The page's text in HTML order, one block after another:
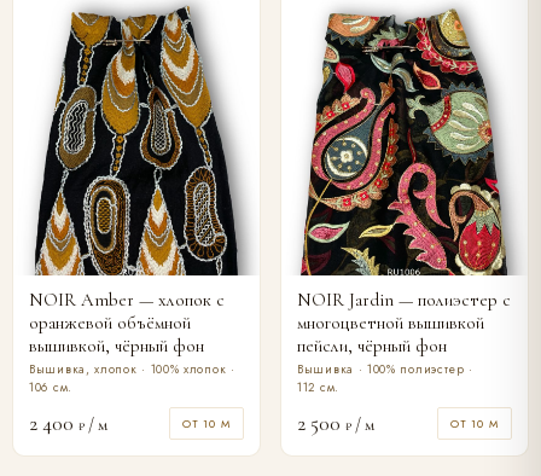
NOIR Amber — хлопок с
оранжевой объёмной
вышивкой, чёрный фон
Вышивка, хлопок · 100% хлопок ·
106 см.
2 400 ₽ / м ОТ 10 М
NOIR Jardin — полиэстер с
многоцветной вышивкой
пейсли, чёрный фон
Вышивка · 100% полиэстер ·
112 см.
2 500 ₽ / м ОТ 10 М